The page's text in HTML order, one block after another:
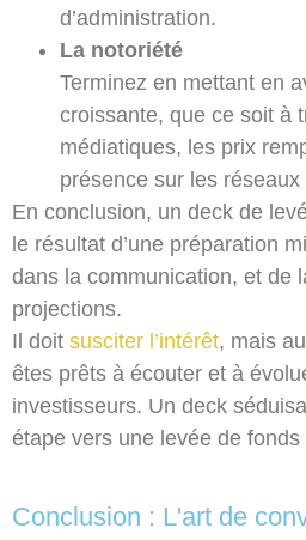
d’administration.
La notoriété
Terminez en mettant en
croissante, que ce soit à
médiatiques, les prix
présence sur les réseaux
En conclusion, un deck de
le résultat d’une préparation
dans la communication, et de
projections.
Il doit susciter l’intérêt, mais
êtes prêts à écouter et à
investisseurs. Un deck
étape vers une levée de fonds
Conclusion : L'art de